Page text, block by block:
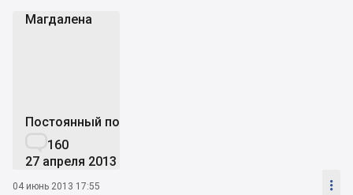
Магдалена
Постоянный пользователь
160
27 апреля 2013
04 июнь 2013 17:55 